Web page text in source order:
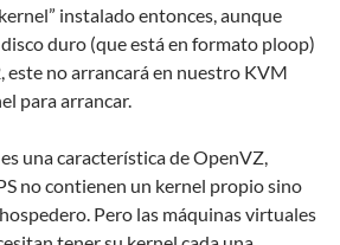
instalado entonces, aunque
duro (que está en formato ploop)
este no arrancará en nuestro KVM
para arrancar.
una característica de OpenVZ,
no contienen un kernel propio sino
Pero las máquinas virtuales